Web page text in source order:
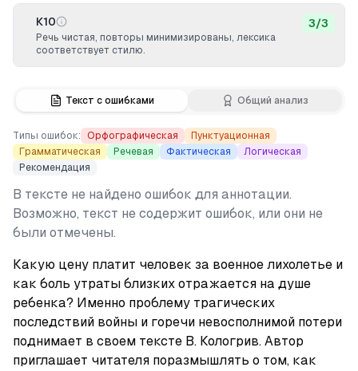
Текст с ошибками Общий анализ
Типы ошибок: Орфографическая
Пунктуационная
Грамматическая
Речевая Фактическая
Логическая
Рекомендация
В тексте не найдено ошибок для аннотации.
Возможно, текст не содержит ошибок, или они не
были отмечены.
Какую цену платит человек за военное лихолетье и
как боль утраты близких отражается на душе
ребенка? Именно проблему трагических
последствий войны и горечи невосполнимой потери
поднимает в своем тексте В. Кологрив. Автор
приглашает читателя поразмышлять о том, как
К10
Речь чистая, повторы минимизированы, лексика
соответствует стилю.
3/3